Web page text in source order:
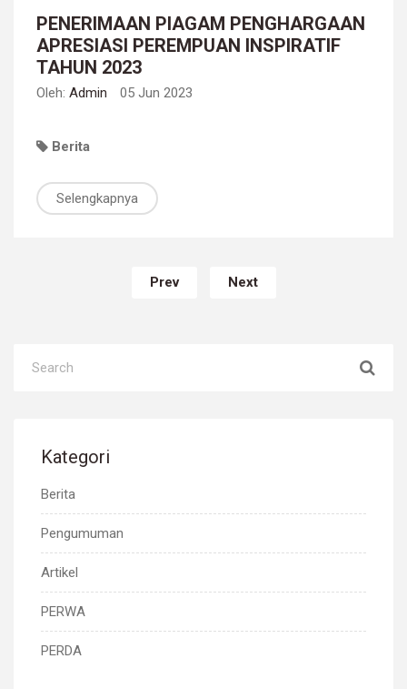
PENERIMAAN PIAGAM PENGHARGAAN
APRESIASI PEREMPUAN INSPIRATIF
TAHUN 2023
Oleh: Admin 05 Jun 2023
Berita
Selengkapnya
Prev Next
Kategori
Berita
Pengumuman
Artikel
PERWA
PERDA